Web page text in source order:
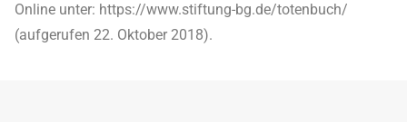
Online unter: https://www.stiftung-bg.de/totenbuch/
(aufgerufen 22. Oktober 2018).